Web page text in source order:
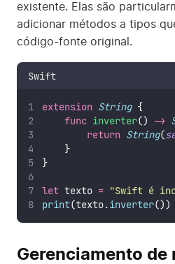
existente. Elas são
adicionar métodos a tipos
código-fonte original.
Swift
extension String {
func inverter() ->
return String(
    }
}
let texto = "Swift é
print(texto.inverter())
Gerenciamento de